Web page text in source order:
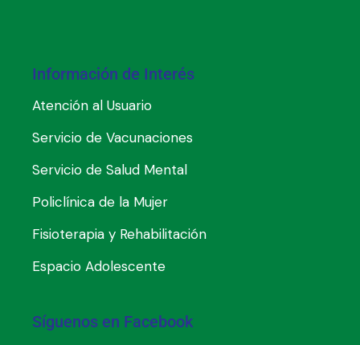
Información de Interés
Atención al Usuario
Servicio de Vacunaciones
Servicio de Salud Mental
Policlínica de la Mujer
Fisioterapia y Rehabilitación
Espacio Adolescente
Síguenos en Facebook